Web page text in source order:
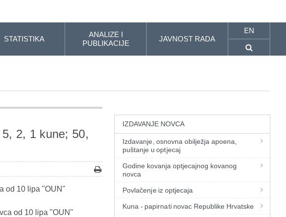
STATISTIKA
ANALIZE I
PUBLIKACIJE
JAVNOST RADA
EN
2, 1 kune; 50,
od 10 lipa "OUN"
od 10 lipa "OUN"
IZDAVANJE NOVCA
Izdavanje, osnovna obilježja apoena,
puštanje u optjecaj
Godine kovanja optjecajnog kovanog
novca
Povlačenje iz optjecaja
Kuna - papirnati novac Republike Hrvatske